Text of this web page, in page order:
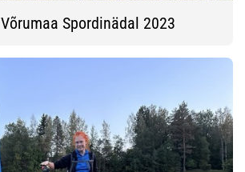
Võrumaa Spordinädal 2023